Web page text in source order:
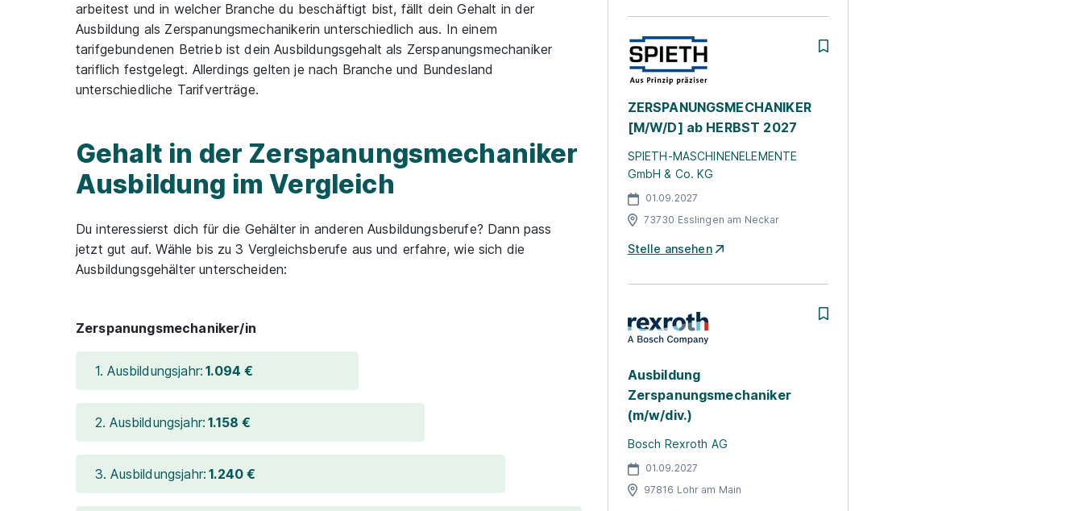
arbeitest und in welcher Branche du beschäftigt bist, fällt dein Gehalt in der
Ausbildung als Zerspanungsmechanikerin unterschiedlich aus. In einem
tarifgebundenen Betrieb ist dein Ausbildungsgehalt als Zerspanungsmechaniker
tariflich festgelegt. Allerdings gelten je nach Branche und Bundesland
unterschiedliche Tarifverträge.
Gehalt in der Zerspanungsmechaniker
Ausbildung im Vergleich
Du interessierst dich für die Gehälter in anderen Ausbildungsberufe? Dann pass
jetzt gut auf. Wähle bis zu 3 Vergleichsberufe aus und erfahre, wie sich die
Ausbildungsgehälter unterscheiden:
Zerspanungsmechaniker/in
1. Ausbildungsjahr: 1.094 €
2. Ausbildungsjahr: 1.158 €
3. Ausbildungsjahr: 1.240 €
ZERSPANUNGSMECHANIKER
[M/W/D] ab HERBST 2027
SPIETH-MASCHINENELEMENTE
GmbH & Co. KG
01.09.2027
73730 Esslingen am Neckar
Stelle ansehen
Ausbildung
Zerspanungsmechaniker
(m/w/div.)
Bosch Rexroth AG
01.09.2027
97816 Lohr am Main